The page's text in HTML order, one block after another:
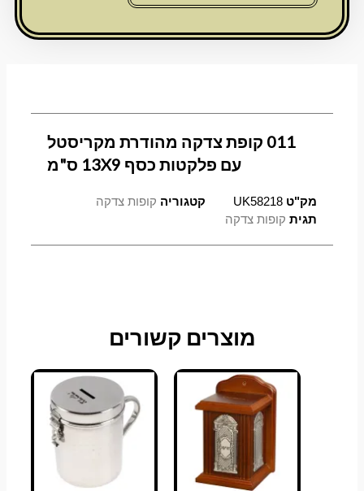
מהודרת
מקריסטל
011 קופת צדקה מהודרת מקריסטל
עם פלקטות כסף 13X9 ס"מ
מק"טUK58218 קטגוריה קופות צדקה
קופות צדקה
מוצרים קשורים